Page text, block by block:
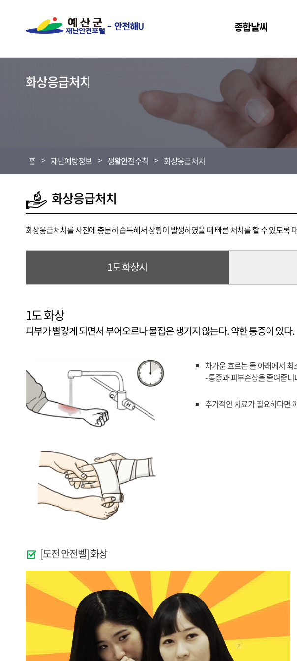
종합날씨
화상응급처치
홈 > 재난예방정보 > 생활안전수칙 > 화상응급처치
화상응급처치
화상응급처치를 사전에 충분히 습득해서 상황이 발생하였을 때 빠른 처치를 할 수 있도록
1도 화상시
1도 화상
피부가 빨갛게 되면서 부어오르나 물집은 생기지 않는다. 약한 통증이 있다.
차가운 흐르는 물 아래에서
- 통증과 피부손상을 줄여줍니
추가적인 치료가 필요하다면
[도전 안전벨] 화상